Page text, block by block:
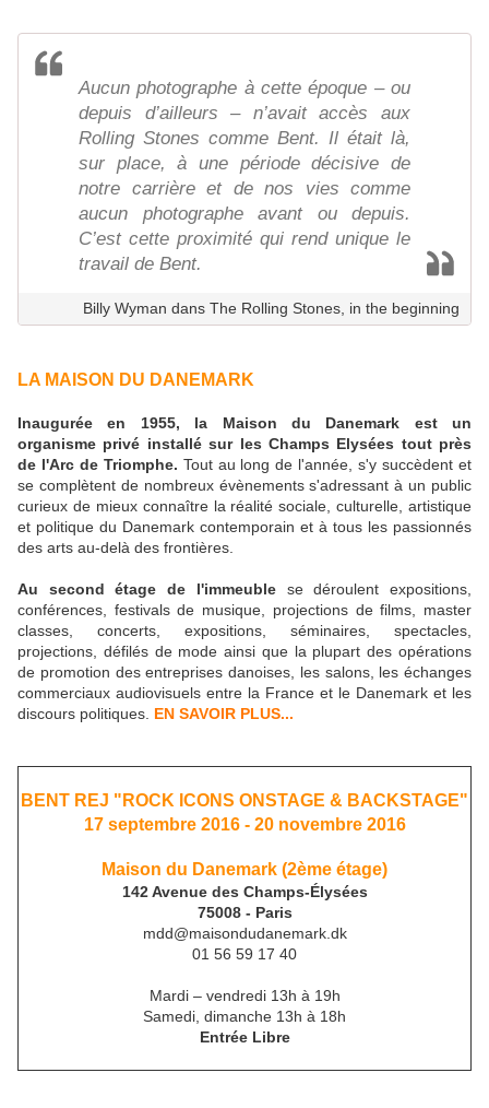
Aucun photographe à cette époque – ou
depuis d’ailleurs – n’avait accès aux
Rolling Stones comme Bent. Il était là,
sur place, à une période décisive de
notre carrière et de nos vies comme
aucun photographe avant ou depuis.
C’est cette proximité qui rend unique le
travail de Bent.
Billy Wyman dans The Rolling Stones, in the beginning
LA MAISON DU DANEMARK
Inaugurée en 1955, la Maison du Danemark est un
organisme privé installé sur les Champs Elysées tout près
de l'Arc de Triomphe. Tout au long de l'année, s'y succèdent et
se complètent de nombreux évènements s'adressant à un public
curieux de mieux connaître la réalité sociale, culturelle, artistique
et politique du Danemark contemporain et à tous les passionnés
des arts au-delà des frontières.
Au second étage de l'immeublese déroulent expositions,
conférences, festivals de musique, projections de films, master
classes, concerts, expositions, séminaires, spectacles,
projections, défilés de mode ainsi que la plupart des opérations
de promotion des entreprises danoises, les salons, les échanges
commerciaux audiovisuels entre la France et le Danemark et les
discours politiques. EN SAVOIR PLUS...
BENT REJ "ROCK ICONS ONSTAGE & BACKSTAGE"
17 septembre 2016 - 20 novembre 2016
Maison du Danemark (2ème étage)
142 Avenue des Champs-Élysées
75008 - Paris
mdd@maisondudanemark.dk
01 56 59 17 40
Mardi – vendredi 13h à 19h
Samedi, dimanche 13h à 18h
Entrée Libre